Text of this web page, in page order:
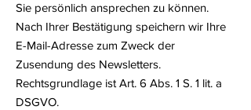
Sie persönlich ansprechen zu können.
Nach Ihrer Bestätigung speichern wir Ihre
E-Mail-Adresse zum Zweck der
Zusendung des Newsletters.
Rechtsgrundlage ist Art. 6 Abs. 1 S. 1 lit. a
DSGVO.